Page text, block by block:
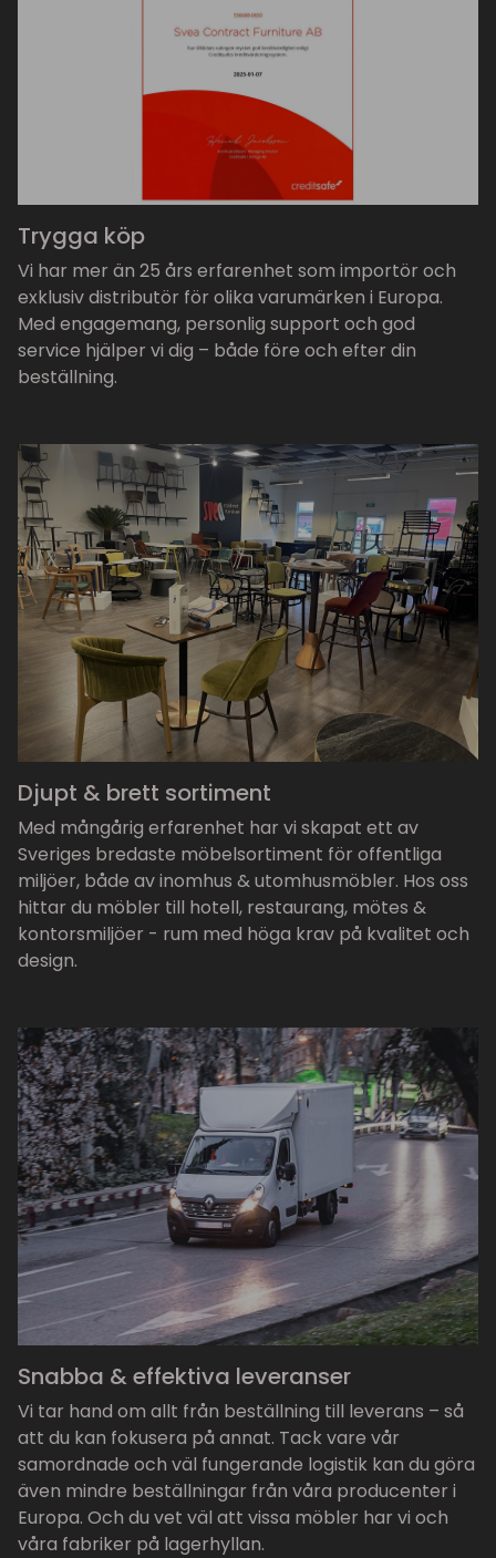
Trygga köp
Vi har mer än 25 års erfarenhet som importör och
exklusiv distributör för olika varumärken i Europa.
Med engagemang, personlig support och god
service hjälper vi dig – både före och efter din
beställning.
Djupt & brett sortiment
Med mångårig erfarenhet har vi skapat ett av
Sveriges bredaste möbelsortiment för offentliga
miljöer, både av inomhus & utomhusmöbler. Hos oss
hittar du möbler till hotell, restaurang, mötes &
kontorsmiljöer - rum med höga krav på kvalitet och
design.
Snabba & effektiva leveranser
Vi tar hand om allt från beställning till leverans – så
att du kan fokusera på annat. Tack vare vår
samordnade och väl fungerande logistik kan du göra
även mindre beställningar från våra producenter i
Europa. Och du vet väl att vissa möbler har vi och
våra fabriker på lagerhyllan.